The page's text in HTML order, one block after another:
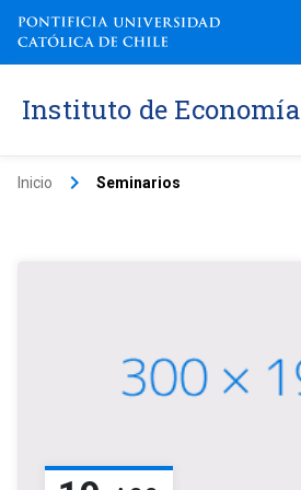
Instituto de Economía
Inicio keyboard_arrow_right Seminarios